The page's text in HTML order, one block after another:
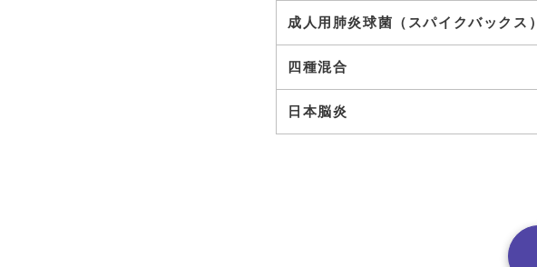
成人用肺炎球菌（スパイクバックス）
四種混合
日本脳炎